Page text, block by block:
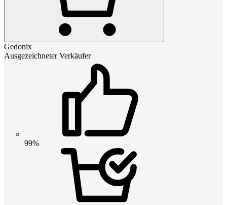
Gedonix
Ausgezeichneter Verkäufer
99%